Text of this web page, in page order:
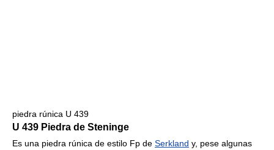
piedra rúnica U 439
U 439 Piedra de Steninge
Es una piedra rúnica de estilo Fp de Serkland y, pese algunas